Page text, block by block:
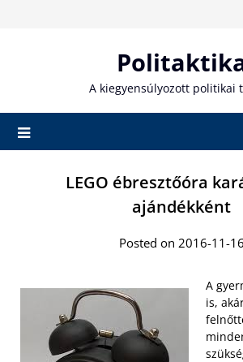
A kiegyensúlyozott politikai
LEGO ébresztőóra
ajándékként
Posted on 2016-11-16
A
is,